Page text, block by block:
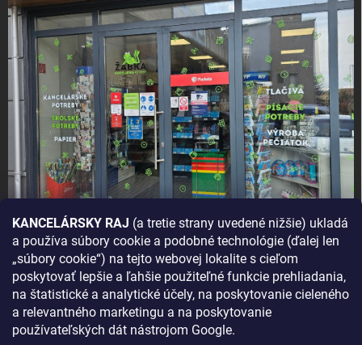
KANCELÁRSKY RAJ (a tretie strany uvedené nižšie) ukladá
a používa súbory cookie a podobné technológie (ďalej len
„súbory cookie“) na tejto webovej lokalite s cieľom
poskytovať lepšie a ľahšie použiteľné funkcie prehliadania,
na štatistické a analytické účely, na poskytovanie cieleného
a relevantného marketingu a na poskytovanie
používateľských dát nástrojom Google.
AKO SA K NÁM DOSTANETE?